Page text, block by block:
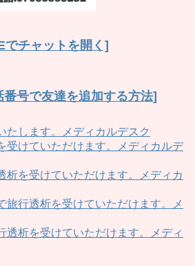
でチャットを開く]
号で友達を追加する方法]
たします。メディカルデスク
受けていただけます。メディカルデ
析を受けていただけます。メディカ
旅行透析を受けていただけます。メ
透析を受けていただけます。メディ